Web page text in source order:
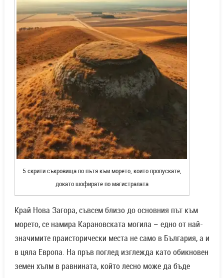
5 скрити съкровища по пътя към морето, които пропускате,
докато шофирате по магистралата
Край Нова Загора, съвсем близо до основния път към
морето, се намира Карановската могила – едно от най-
значимите праисторически места не само в България, а и
в цяла Европа. На пръв поглед изглежда като обикновен
земен хълм в равнината, който лесно може да бъде